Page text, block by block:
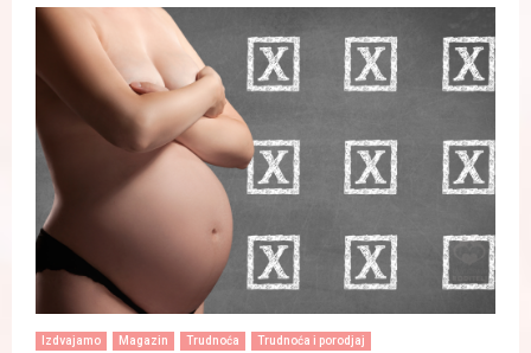
Izdvajamo Magazin Trudnoća Trudnoća i porodjaj